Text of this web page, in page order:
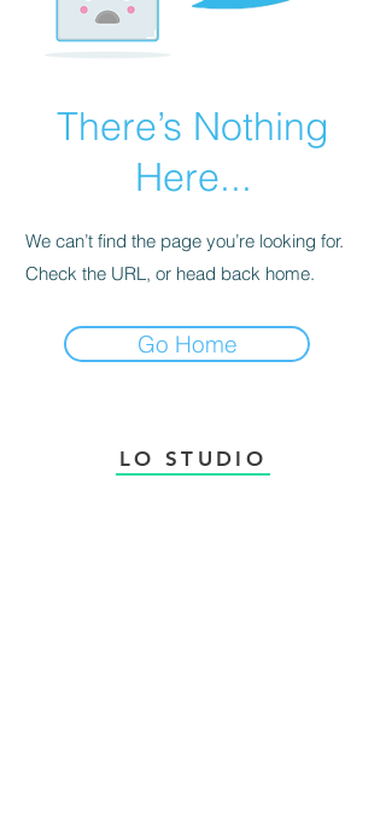
There’s Nothing
Here...
We can’t find the page you’re looking for.
Check the URL, or head back home.
Go Home
LO STUDIO